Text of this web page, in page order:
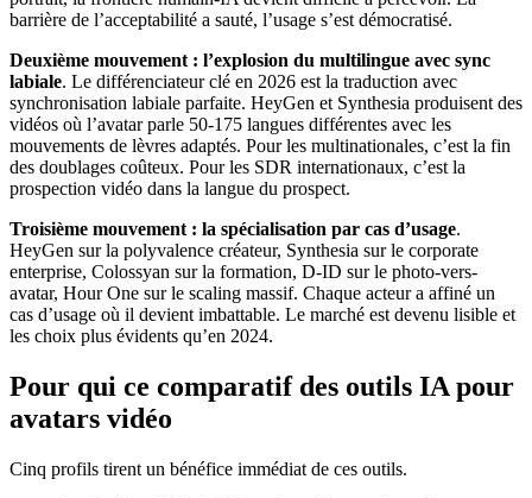
barrière de l’acceptabilité a sauté, l’usage s’est démocratisé.
Deuxième mouvement : l’explosion du multilingue avec sync
labiale. Le différenciateur clé en 2026 est la traduction avec
synchronisation labiale parfaite. HeyGen et Synthesia produisent des
vidéos où l’avatar parle 50-175 langues différentes avec les
mouvements de lèvres adaptés. Pour les multinationales, c’est la fin
des doublages coûteux. Pour les SDR internationaux, c’est la
prospection vidéo dans la langue du prospect.
Troisième mouvement : la spécialisation par cas d’usage.
HeyGen sur la polyvalence créateur, Synthesia sur le corporate
enterprise, Colossyan sur la formation, D-ID sur le photo-vers-
avatar, Hour One sur le scaling massif. Chaque acteur a affiné un
cas d’usage où il devient imbattable. Le marché est devenu lisible et
les choix plus évidents qu’en 2024.
Pour qui ce comparatif des outils IA pour
avatars vidéo
Cinq profils tirent un bénéfice immédiat de ces outils.